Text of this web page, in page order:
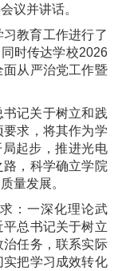
议并讲话。
教育工作进行了
时传达学校2026
从严治党工作暨
记关于树立和践
求，将其作为学
局起步，推进光电
，科学确立学院
量发展。
：一深化理论武
总书记关于树立
任务，联系实际
把学习成效转化